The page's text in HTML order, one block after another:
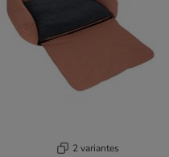
2 variantes